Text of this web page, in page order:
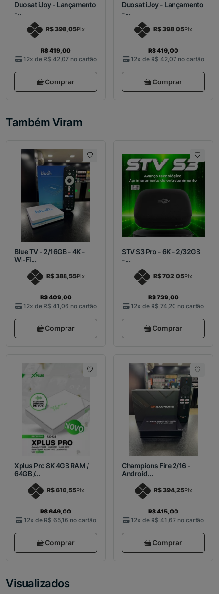
Duosat iJoy - Lançamento
-...
R$ 398,05Pix
R$ 419,00
12x de R$ 42,07 no cartão
Comprar
Duosat iJoy - Lançamento
-...
R$ 398,05Pix
R$ 419,00
12x de R$ 42,07 no cartão
Comprar
Também Viram
Blue TV - 2/16GB - 4K -
Wi-Fi...
R$ 388,55Pix
R$ 409,00
12x de R$ 41,06 no cartão
Comprar
STV S3 Pro - 6K - 2/32GB
-...
R$ 702,05Pix
R$ 739,00
12x de R$ 74,20 no cartão
Comprar
Xplus Pro 8K 4GB RAM /
64GB /...
R$ 616,55Pix
R$ 649,00
12x de R$ 65,16 no cartão
Comprar
Champions Fire 2/16 -
Android...
R$ 394,25Pix
R$ 415,00
12x de R$ 41,67 no cartão
Comprar
Visualizados